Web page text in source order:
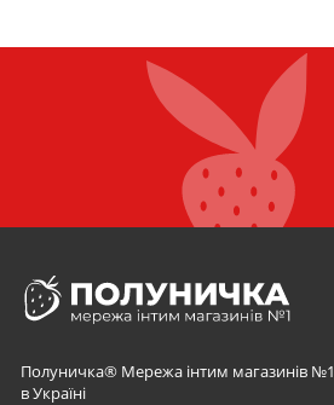
Полуничка® Мережа інтим магазинів №1
в Україні